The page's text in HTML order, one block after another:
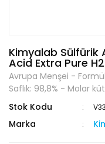
Kimyalab Sülfürik
Acid Extra Pure
Avrupa Menşei -
Saflık: 98,8% - Molar
Stok Kodu
Marka